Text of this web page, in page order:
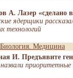
А. Лазер «сделано
ядерщики
технологий
Медицина
И. Предъявите
приоритетные